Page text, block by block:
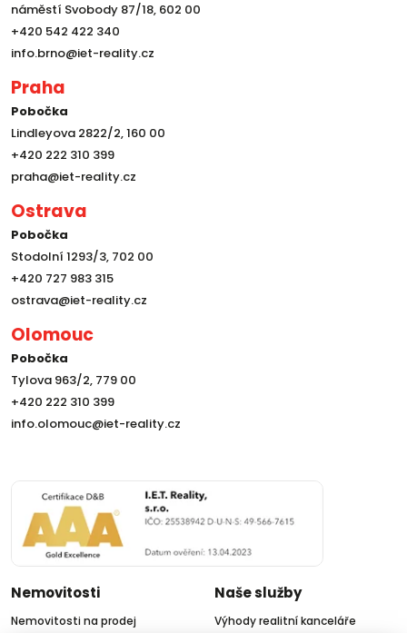
náměstí Svobody 87/18, 602 00
+420 542 422 340
info.brno@iet-reality.cz
Praha
Pobočka
Lindleyova 2822/2, 160 00
+420 222 310 399
praha@iet-reality.cz
Ostrava
Pobočka
Stodolní 1293/3, 702 00
+420 727 983 315
ostrava@iet-reality.cz
Olomouc
Pobočka
Tylova 963/2, 779 00
+420 222 310 399
info.olomouc@iet-reality.cz
Nemovitosti
Nemovitosti na prodej
Naše služby
Výhody realitní kanceláře